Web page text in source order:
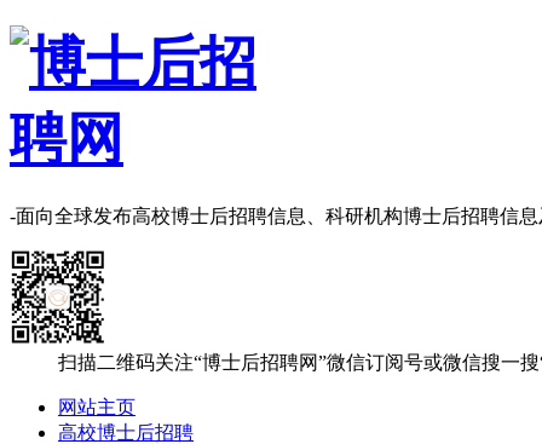
-面向全球发布高校博士后招聘信息、科研机构博士后招聘信
扫描二维码关注“博士后招聘网”微信订阅号或微信搜一
网站主页
高校博士后招聘